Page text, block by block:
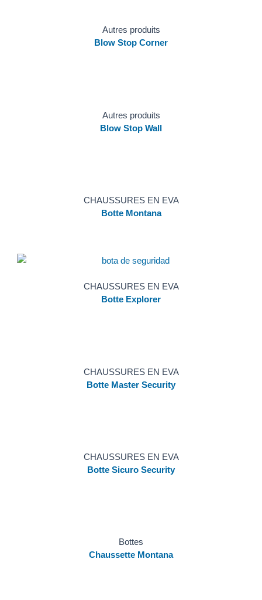
Autres produits
Blow Stop Corner
Autres produits
Blow Stop Wall
CHAUSSURES EN EVA
Botte Montana
CHAUSSURES EN EVA
Botte Explorer
CHAUSSURES EN EVA
Botte Master Security
CHAUSSURES EN EVA
Botte Sicuro Security
Bottes
Chaussette Montana